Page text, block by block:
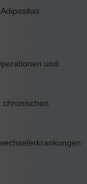
und
chronischen